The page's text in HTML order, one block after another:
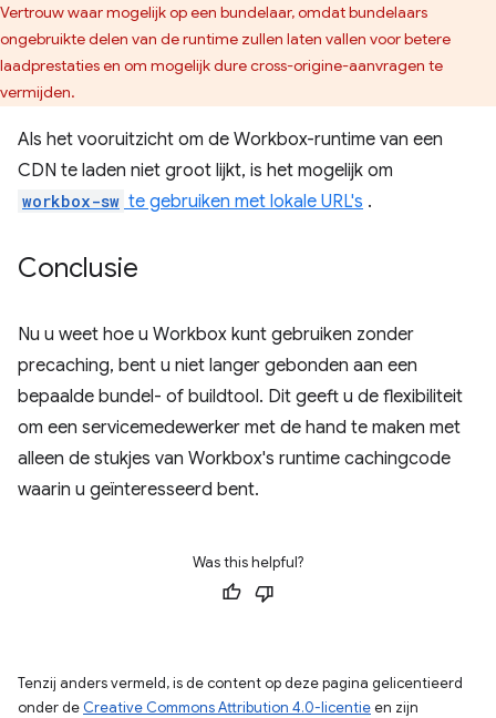
Vertrouw waar mogelijk op een bundelaar, omdat bundelaars
ongebruikte delen van de runtime zullen laten vallen voor betere
laadprestaties en om mogelijk dure cross-origine-aanvragen te
vermijden.
Als het vooruitzicht om de Workbox-runtime van een
CDN te laden niet groot lijkt, is het mogelijk om
workbox-sw te gebruiken met lokale URL's .
Conclusie
Nu u weet hoe u Workbox kunt gebruiken zonder
precaching, bent u niet langer gebonden aan een
bepaalde bundel- of buildtool. Dit geeft u de flexibiliteit
om een ​​servicemedewerker met de hand te maken met
alleen de stukjes van Workbox's runtime cachingcode
waarin u geïnteresseerd bent.
Was this helpful?
Tenzij anders vermeld, is de content op deze pagina gelicentieerd
onder de Creative Commons Attribution 4.0-licentieen zijn